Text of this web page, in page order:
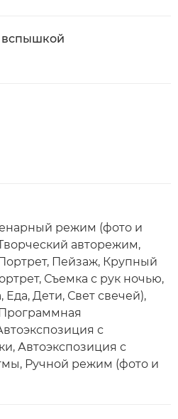
режим (фото и
авторежим,
Пейзаж, Крупный
Съемка с рук ночью,
Еда, Дети, Свет свечей),
с
Автоэкспозиция с
Ручной режим (фото и